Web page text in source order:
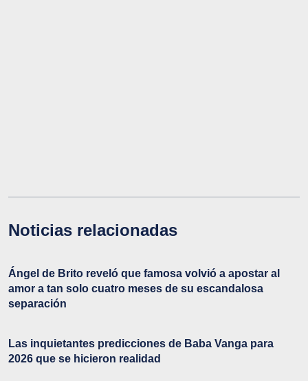
Noticias relacionadas
Ángel de Brito reveló que famosa volvió a apostar al
amor a tan solo cuatro meses de su escandalosa
separación
Las inquietantes predicciones de Baba Vanga para
2026 que se hicieron realidad